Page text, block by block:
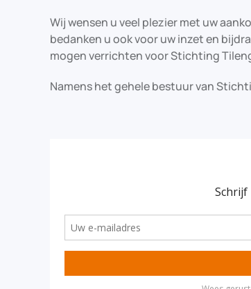
Wij wensen u veel plezier met uw
bedanken u ook voor uw inzet en
mogen verrichten voor Stichting
Namens het gehele bestuur van